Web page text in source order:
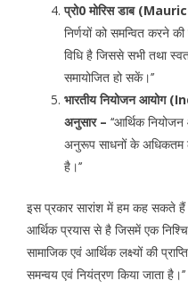
प्रो0 मोरिस डाब
निर्णयों को समन्वित करने
विधि है जिससे सभी तथा
समायोजित हो सकें।’’
भारतीय नियोजन
अनुसार – ‘‘आर्थिक
अनुरूप साधनों के अधिकतम
है।’’
इस प्रकार सारांश में हम कह सकते हैं
आर्थिक प्रयास से है जिसमें एक
सामाजिक एवं आर्थिक लक्ष्यों की
समन्वय एवं नियंत्रण किया जाता है।’’